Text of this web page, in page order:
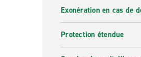
Exonération en cas de
Protection étendue